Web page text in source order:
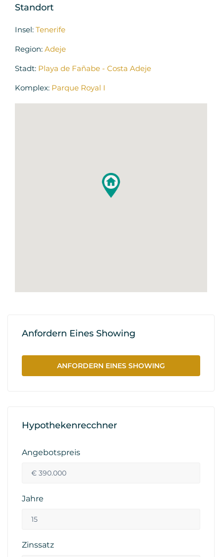
Standort
Insel: Tenerife
Region: Adeje
Stadt: Playa de Fañabe - Costa Adeje
Komplex: Parque Royal I
Anfordern Eines Showing
ANFORDERN EINES SHOWING
Hypothekenrecchner
Angebotspreis
Jahre
Zinssatz